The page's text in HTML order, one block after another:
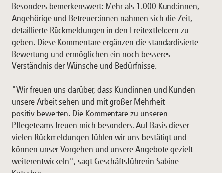
Besonders bemerkenswert: Mehr als 1.000 Kund:innen,
Angehörige und Betreuer:innen nahmen sich die Zeit,
detaillierte Rückmeldungen in den Freitextfeldern zu
geben. Diese Kommentare ergänzen die standardisierte
Bewertung und ermöglichen ein noch besseres
Verständnis der Wünsche und Bedürfnisse.
"Wir freuen uns darüber, dass Kundinnen und Kunden
unsere Arbeit sehen und mit großer Mehrheit
positiv bewerten. Die Kommentare zu unseren
Pflegeteams freuen mich besonders. Auf Basis dieser
vielen Rückmeldungen fühlen wir uns bestätigt und
können unser Vorgehen und unsere Angebote gezielt
weiterentwickeln", sagt Geschäftsführerin Sabine